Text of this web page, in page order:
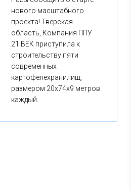
нового масштабного
проекта! Тверская
область, Компания ППУ
21 ВЕК приступила к
строительству пяти
современных
картофелехранилищ,
размером 20x74x9 метров
каждый.